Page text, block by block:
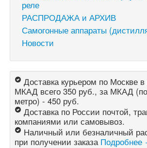
реле
РАСПРОДАЖА и АРХИВ
Самогонные аппараты
Новости
Доставка курьером по Москве в
МКАД всего 350 руб., за МКАД
метро) - 450 руб.
Доставка по России почтой,
компаниями или самовывоз.
Наличный или безналичный
при получении заказа Подробнее